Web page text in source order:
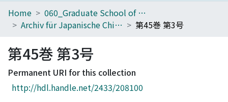
Home
Browse
Download Ranking
Access Statistics
Home
060_Graduate School of Medicine
Archiv für Japanische Chirurgie
第45巻 第3号
第45巻 第3号
Permanent URI for this collection
http://hdl.handle.net/2433/208100